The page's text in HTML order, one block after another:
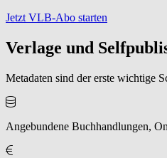
Jetzt VLB-Abo starten
Verlage und
Metadaten sind der erste wichtige
Angebundene Buchhandlungen,